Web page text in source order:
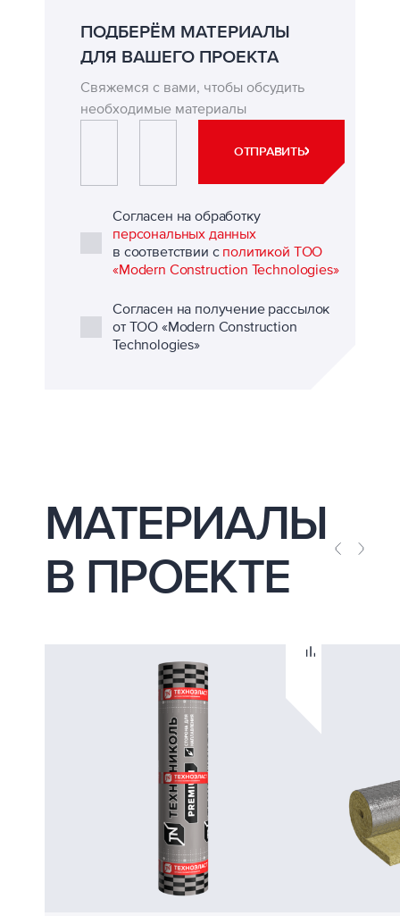
ПОДБЕРЁМ МАТЕРИАЛЫ
ДЛЯ ВАШЕГО ПРОЕКТА
Свяжемся с вами, чтобы обсудить
необходимые материалы
ЭЛЕКТРОННАЯ ПОЧТА*
ОТПРАВИТЬ
Согласен на обработку
персональных данных
в соответствии с политикой ТОО
«Modern Construction Technologies»
Согласен на получение рассылок
от ТОО «Modern Construction
Technologies»
МАТЕРИАЛЫ
В ПРОЕКТЕ